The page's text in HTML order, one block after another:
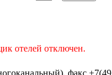
отелей отключен.
факс